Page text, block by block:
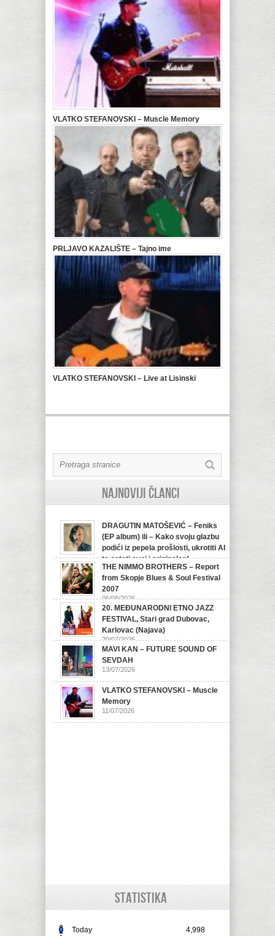
VLATKO STEFANOVSKI – Muscle Memory
PRLJAVO KAZALIŠTE – Tajno ime
VLATKO STEFANOVSKI – Live at Lisinski
Najnoviji članci
DRAGUTIN MATOŠEVIĆ – Feniks
(EP album) ili – Kako svoju glazbu
podići iz pepela prošlosti, ukrotiti AI
te ostati svoj i originalan!
07/08/2026
THE NIMMO BROTHERS – Report
from Skopje Blues & Soul Festival
2007
06/08/2026
20. MEĐUNARODNI ETNO JAZZ
FESTIVAL, Stari grad Dubovac,
Karlovac (Najava)
20/07/2026
MAVI KAN – FUTURE SOUND OF
SEVDAH
13/07/2026
VLATKO STEFANOVSKI – Muscle
Memory
11/07/2026
STATISTIKA
Today 4,998